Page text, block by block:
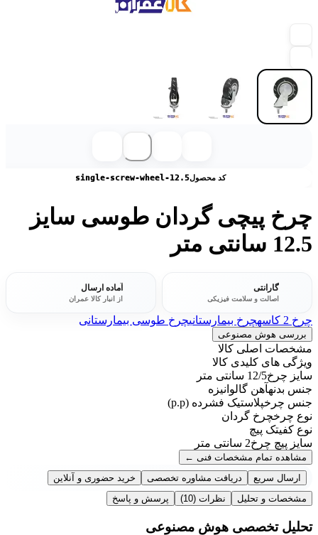
کد محصولsingle-screw-wheel-12.5
چرخ پیچی گردان طوسی سایز
12.5 سانتی متر
گارانتی
اصالت و سلامت فیزیکی
آماده ارسال
از انبار کالا عمران
چرخ 2 کاسه چرخ بیمارستانیچرخ طوسی بیمارستانی
بررسی هوش مصنوعی
مشخصات اصلی کالا
ویژگی های کلیدی کالا
سایز چرخ12/5 سانتی متر
جنس بدنهآهن گالوانیزه
جنس چرخپلاستیک فشرده (p.p)
نوع چرخچرخ گردان
نوع کفیتک پیچ
سایز پیچ چرخ2 سانتی متر
مشاهده تمام مشخصات فنی ←
ارسال سریع
دریافت مشاوره تخصصی
خرید حضوری و آنلاین
مشخصات و تحلیل
نظرات (10) پرسش و پاسخ
تحلیل تخصصی هوش مصنوعی